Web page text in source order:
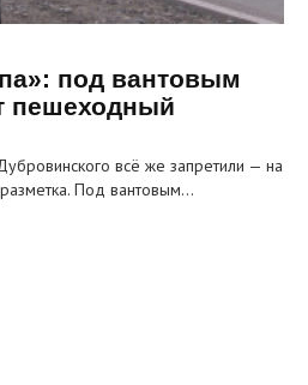
под вантовым
пешеходный
всё же запретили — на
Под вантовым…